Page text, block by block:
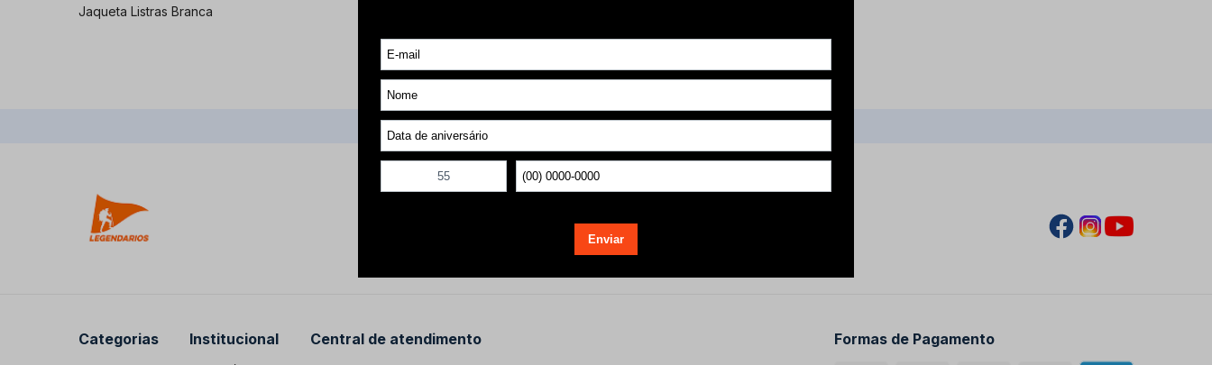
Jaqueta Listras Branca
Categorias Institucional Central de atendimento Formas de Pagamento